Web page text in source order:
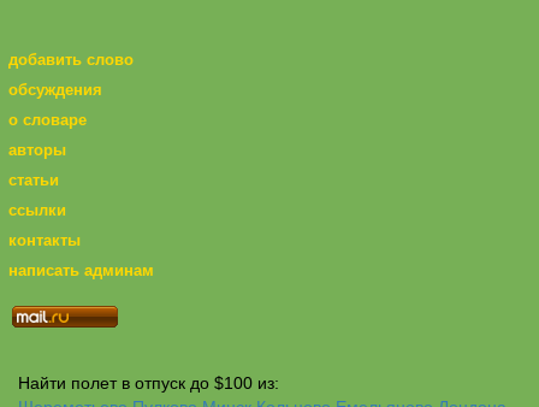
добавить слово
обсуждения
о словаре
авторы
статьи
ссылки
контакты
написать админам
Найти полет в отпуск до $100 из: